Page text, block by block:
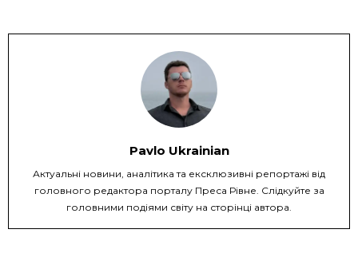
Pavlo Ukrainian
Актуальні новини, аналітика та ексклюзивні репортажі від
головного редактора порталу Преса Рівне. Слідкуйте за
головними подіями світу на сторінці автора.